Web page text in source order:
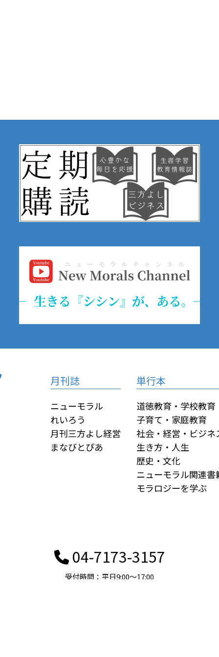
月刊誌
ニューモラル
れいろう
月刊三方よし経営
まなびとぴあ
単行本
道徳教育・学校教育
子育て・家庭教育
社会・経営・ビジネ
生き方・人生
歴史・文化
ニューモラル関連書
モラロジーを学ぶ
04-7173-3157
受付時間：平日9:00〜17:00